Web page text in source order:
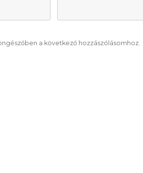
a következő hozzászólásomhoz.